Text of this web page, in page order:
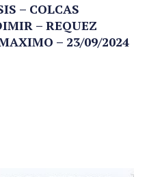
– COLCAS
– REQUEZ
– 23/09/2024